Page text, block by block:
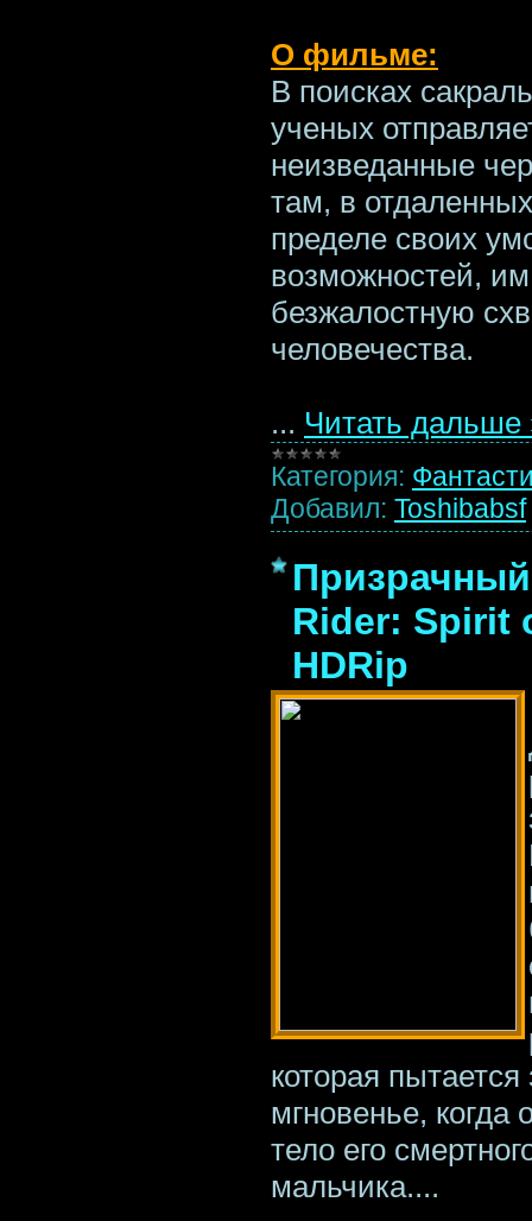
О фильме:
В поисках
ученых
неизведанные
там, в
пределе своих
возможностей,
безжалостную
человечества.
... Читать дальше
Категория:
Добавил: Toshibabsf
Rider: Spirit
HDRip
которая пытается
мгновенье, когда
тело его
мальчика....